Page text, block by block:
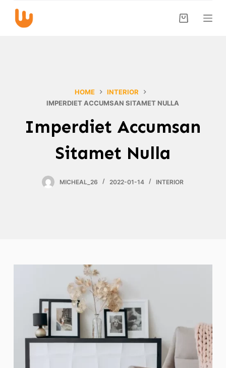
HOME
INTERIOR
IMPERDIET ACCUMSAN SITAMET NULLA
Imperdiet Accumsan
Sitamet Nulla
MICHEAL_26 2022-01-14 INTERIOR